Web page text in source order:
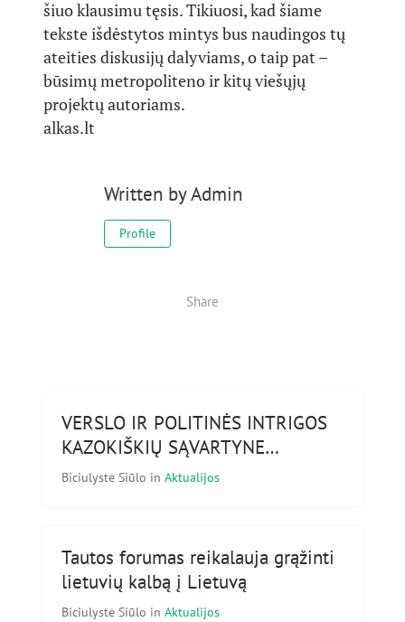
šiuo klausimu tęsis. Tikiuosi, kad šiame
tekste išdėstytos mintys bus naudingos tų
ateities diskusijų dalyviams, o taip pat –
būsimų metropoliteno ir kitų viešųjų
projektų autoriams.
alkas.lt
Written byAdmin
Profile
Share
VERSLO IR POLITINĖS INTRIGOS
KAZOKIŠKIŲ SĄVARTYNE…
Biciulystė Siūlo in Aktualijos
Tautos forumas reikalauja grąžinti
lietuvių kalbą į Lietuvą
Biciulystė Siūlo in Aktualijos